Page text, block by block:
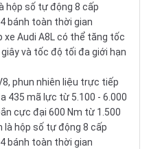
hộp số tự động 8 cấp
bánh toàn thời gian
Audi A8L có thể tăng tốc
và tốc độ tối đa giới hạn
phun nhiên liệu trực tiếp
435 mã lực từ 5.100 - 6.000
cực đại 600 Nm từ 1.500
là hộp số tự động 8 cấp
bánh toàn thời gian